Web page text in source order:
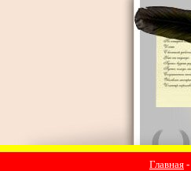
Главная -